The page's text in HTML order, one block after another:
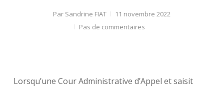
Par Sandrine FIAT
11 novembre 2022
Pas de commentaires
Lorsqu’une Cour Administrative d’Appel et saisit